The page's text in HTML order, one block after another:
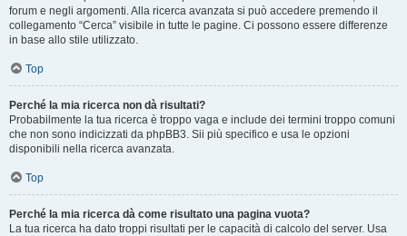
forum e negli argomenti. Alla ricerca avanzata si può accedere premendo il
collegamento “Cerca” visibile in tutte le pagine. Ci possono essere differenze
in base allo stile utilizzato.
Top
Perché la mia ricerca non dà risultati?
Probabilmente la tua ricerca è troppo vaga e include dei termini troppo comuni
che non sono indicizzati da phpBB3. Sii più specifico e usa le opzioni
disponibili nella ricerca avanzata.
Top
Perché la mia ricerca dà come risultato una pagina vuota?
La tua ricerca ha dato troppi risultati per le capacità di calcolo del server. Usa